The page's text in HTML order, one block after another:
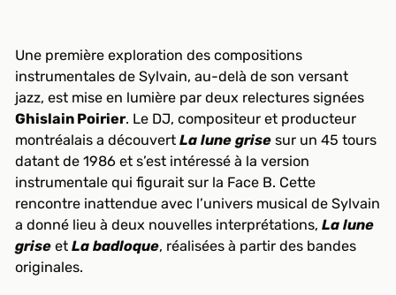
Une première exploration des compositions
instrumentales de Sylvain, au-delà de son versant
jazz, est mise en lumière par deux relectures signées
Ghislain Poirier. Le DJ, compositeur et producteur
montréalais a découvertLa lune grise sur un 45 tours
datant de 1986 et s’est intéressé à la version
instrumentale qui figurait sur la Face B. Cette
rencontre inattendue avec l’univers musical de Sylvain
a donné lieu à deux nouvelles interprétations,La lune
grise etLa badloque, réalisées à partir des bandes
originales.